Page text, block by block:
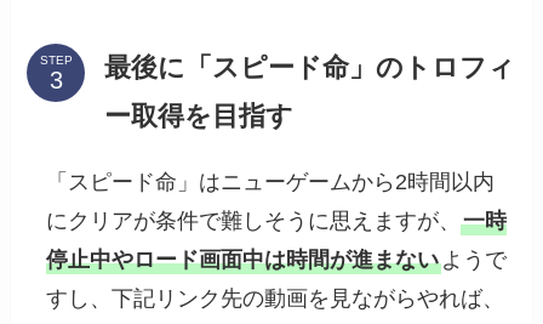
STEP
最後に「スピード命」のトロフィ
ー取得を目指す
「スピード命」はニューゲームから2時間以内
にクリアが条件で難しそうに思えますが、一時
停止中やロード画面中は時間が進まないようで
すし、下記リンク先の動画を見ながらやれば、